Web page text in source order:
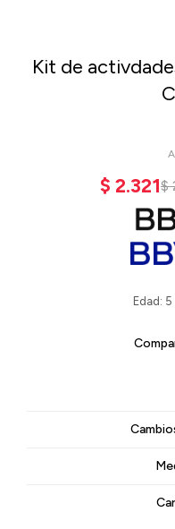
Kit de
$ 2.321$
Edad: